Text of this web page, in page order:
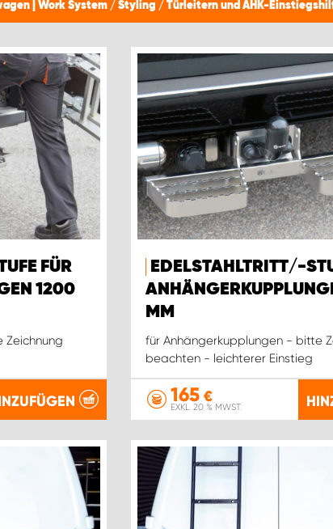
| Work System / Styling / Türleitern und AHK-
FÜR
1200
EDELSTAHLTRITT/-
MM
für Anhängerkupplungen - bitte
beachten - leichterer Einstieg
165€
EXKL. 20 % MWST.